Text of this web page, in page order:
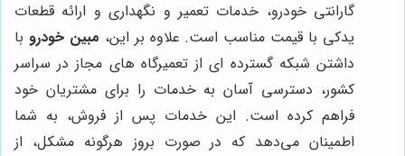
گارانتی خودرو، خدمات تعمیر و نگهداری و ارائه قطعات
یدکی با قیمت مناسب است. علاوه بر این، مبین خودرو با
داشتن شبکه گسترده ای از تعمیرگاه های مجاز در سراسر
کشور، دسترسی آسان به خدمات را برای مشتریان خود
فراهم کرده است. این خدمات پس از فروش، به شما
اطمینان می‌دهد که در صورت بروز هرگونه مشکل، از